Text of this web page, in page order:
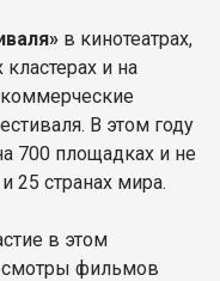
в кинотеатрах,
и на
В этом году
700 площадках и не
25 странах мира.
в этом
фильмов